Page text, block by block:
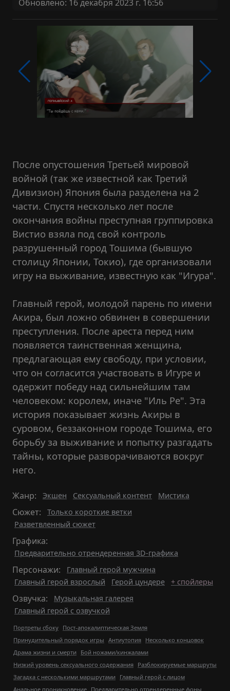
Обновлено: 16 декабря 2023 г. 16:56
После опустошения Третьей мировой
войной (так же известной как Третий
Дивизион) Япония была разделена на 2
части. Спустя несколько лет после
окончания войны преступная группировка
Вистио взяла под свой контроль
разрушенный город Тошима (бывшую
столицу Японии, Токио), где организовали
игру на выживание, известную как "Игура".
Главный герой, молодой парень по имени
Акира, был ложно обвинен в совершении
преступления. После ареста перед ним
появляется таинственная женщина,
предлагающая ему свободу, при условии,
что он согласится участвовать в Игуре и
одержит победу над сильнейшим там
человеком: королем, иначе "Иль Ре". Эта
история показывает жизнь Акиры в
суровом, беззаконном городе Тошима, его
борьбу за выживание и попытку разгадать
тайны, которые разворачиваются вокруг
него.
Жанр: Экшен Сексуальный контент Мистика
Сюжет:
Только короткие ветки
Разветвленный сюжет
Графика:
Предварительно отрендеренная 3D-графика
Персонажи:
Главный герой мужчина
Главный герой взрослый
Герой цундере + спойлеры
Озвучка:
Музыкальная галерея
Главный герой с озвучкой
Портреты сбоку Пост-апокалиптическая Земля
Принудительный порядок игры Антиутопия Несколько концовок
Драма жизни и смерти Бой ножами/кинжалами
Низкий уровень сексуального содержания Разблокируемые маршруты
Загадка с несколькими маршрутами Главный герой с лицом
Анальное проникновение Предварительно отрендеренные фоны